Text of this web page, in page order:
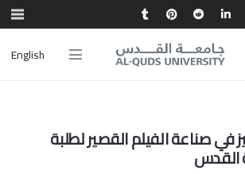
English
في صناعة الفيلم القصير لطلبة
القدس